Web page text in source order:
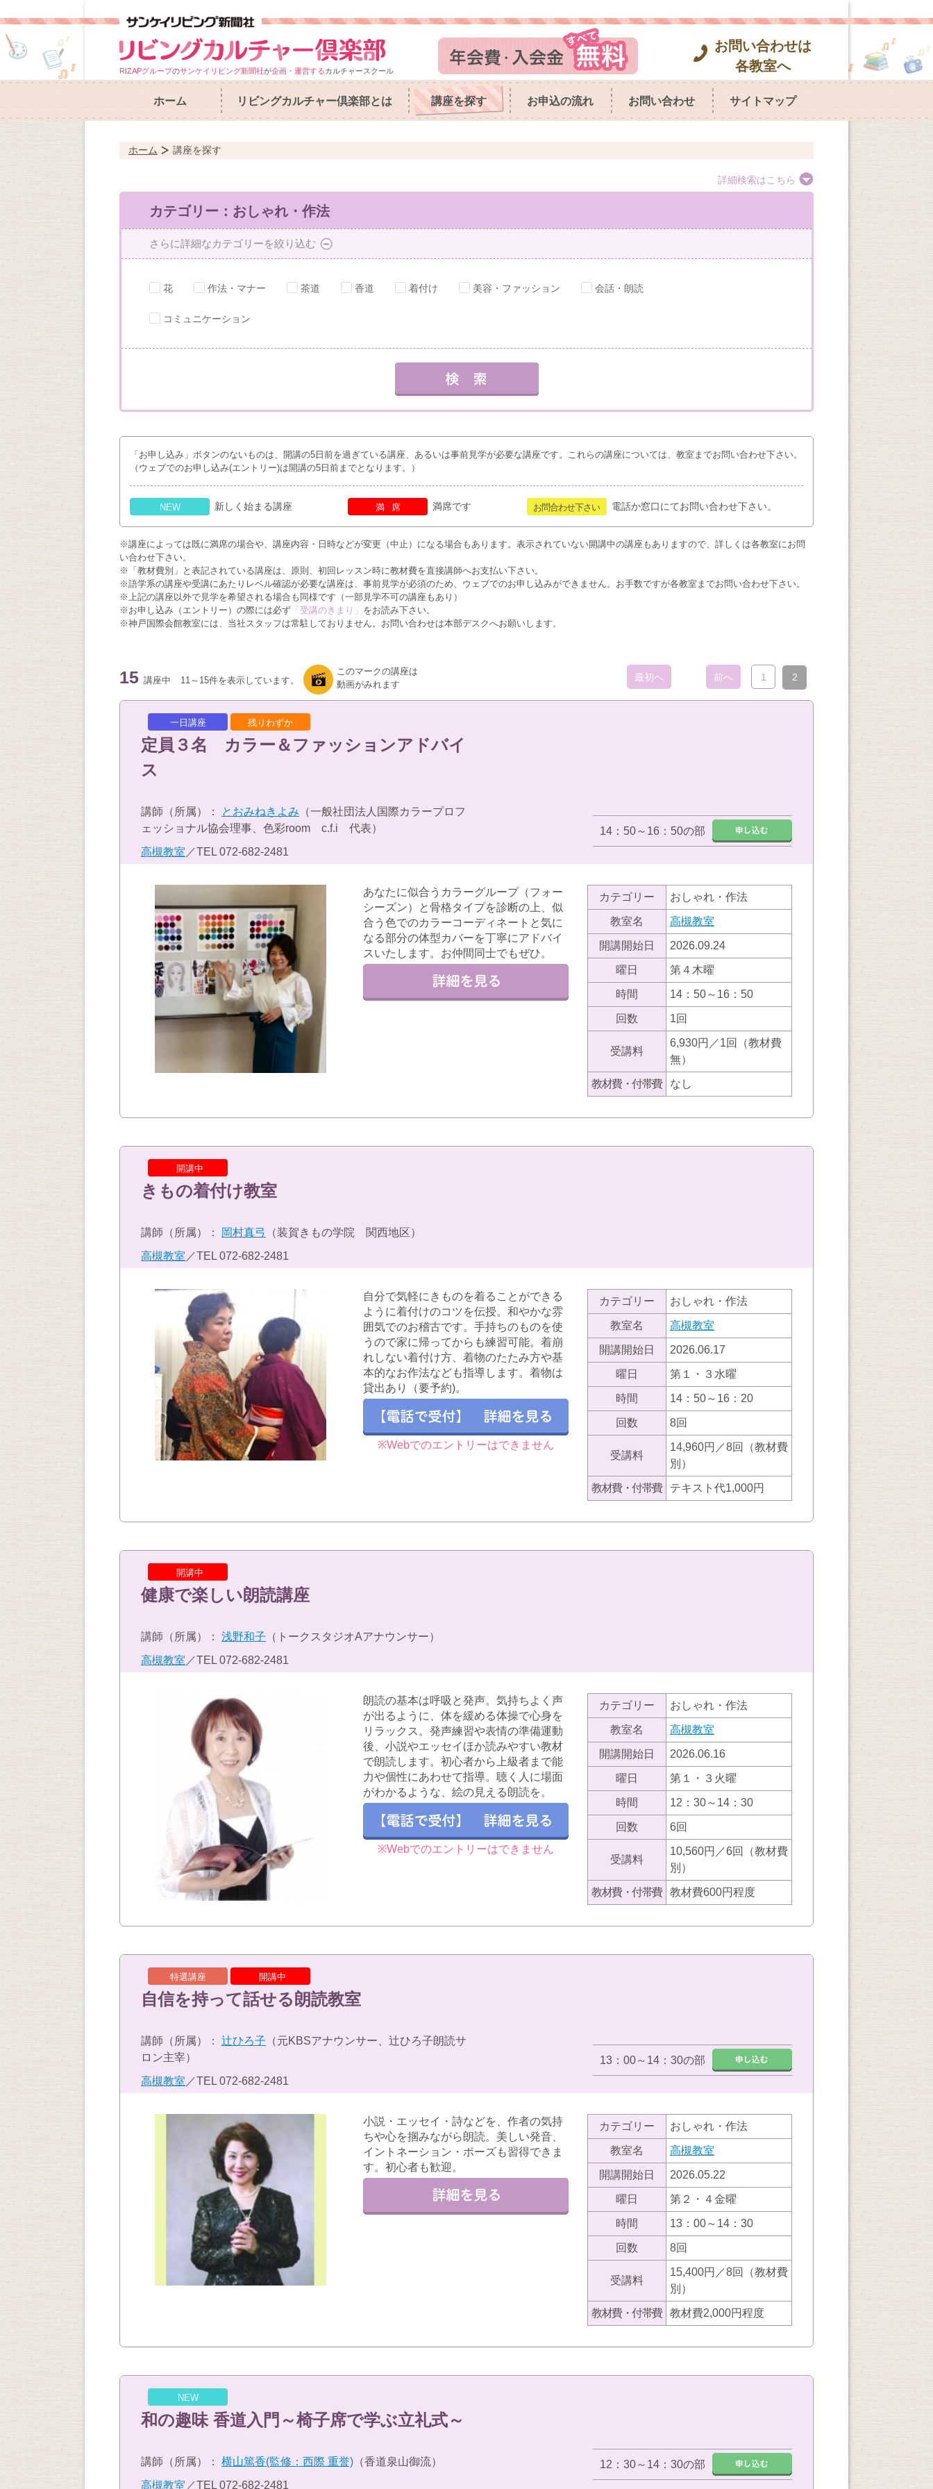
RIZAPグループのサンケイリビング新聞社が企画・運営するカルチャースクール
お問い合わせは
各教室へ
ホーム リビングカルチャー倶楽部とは 講座を探す お申込の流れ お問い合わせ サイトマップ
ホーム 講座を探す
詳細検索はこちら
カテゴリー：おしゃれ・作法
さらに詳細なカテゴリーを絞り込む
花 作法・マナー 茶道 香道 着付け 美容・ファッション 会話・朗読
コミュニケーション
「お申し込み」ボタンのないものは、開講の5日前を過ぎている講座、あるいは事前見学が必要な講座です。これらの講座については、教室までお問い合わせ下さい。
（ウェブでのお申し込み(エントリー)は開講の5日前までとなります。）
NEW 新しく始まる講座 満席 満席です お問合わせ下さい 電話か窓口にてお問い合わせ下さい。
※講座によっては既に満席の場合や、講座内容・日時などが変更（中止）になる場合もあります。表示されていない開講中の講座もありますので、詳しくは各教室にお問
い合わせ下さい。
※「教材費別」と表記されている講座は、原則、初回レッスン時に教材費を直接講師へお支払い下さい。
※語学系の講座や受講にあたりレベル確認が必要な講座は、事前見学が必須のため、ウェブでのお申し込みができません。お手数ですが各教室までお問い合わせ下さい。
※上記の講座以外で見学を希望される場合も同様です（一部見学不可の講座もあり）
※お申し込み（エントリー）の際には必ず 「受講のきまり」 をお読み下さい。
※神戸国際会館教室には、当社スタッフは常駐しておりません。お問い合わせは本部デスクへお願いします。
15 講座中 11～15件を表示しています。
このマークの講座は
動画がみれます
最初へ 前へ 1 2
一日講座 残りわずか
定員３名 カラー＆ファッションアドバイ
ス
講師（所属）： とおみねきよみ （一般社団法人国際カラープロフ
ェッショナル協会理事、色彩room c.f.i 代表）
高槻教室 ／TEL 072-682-2481
14：50～16：50の部
あなたに似合うカラーグループ（フォー
シーズン）と骨格タイプを診断の上、似
合う色でのカラーコーディネートと気に
なる部分の体型カバーを丁寧にアドバイ
スいたします。お仲間同士でもぜひ。
カテゴリー おしゃれ・作法
教室名 高槻教室
開講開始日 2026.09.24
曜日 第４木曜
時間 14：50～16：50
回数 1回
受講料
6,930円／1回（教材費
無）
教材費・付帯費 なし
開講中
きもの着付け教室
講師（所属）： 岡村真弓
（装賀きもの学院 関西地区）
高槻教室 ／TEL 072-682-2481
自分で気軽にきものを着ることができる
ように着付けのコツを伝授。和やかな雰
囲気でのお稽古です。手持ちのものを使
うので家に帰ってからも練習可能。着崩
れしない着付け方、着物のたたみ方や基
本的なお作法なども指導します。着物は
貸出あり（要予約)。
※Webでのエントリーはできません
カテゴリー おしゃれ・作法
教室名 高槻教室
開講開始日 2026.06.17
曜日 第１・３水曜
時間 14：50～16：20
回数 8回
受講料
14,960円／8回（教材費
別）
教材費・付帯費 テキスト代1,000円
開講中
健康で楽しい朗読講座
講師（所属）： 浅野和子 （トークスタジオAアナウンサー）
高槻教室 ／TEL 072-682-2481
朗読の基本は呼吸と発声。気持ちよく声
が出るように、体を緩める体操で心身を
リラックス。発声練習や表情の準備運動
後、小説やエッセイほか読みやすい教材
で朗読します。初心者から上級者まで能
力や個性にあわせて指導。聴く人に場面
がわかるような、絵の見える朗読を。
※Webでのエントリーはできません
カテゴリー おしゃれ・作法
教室名 高槻教室
開講開始日 2026.06.16
曜日 第１・３火曜
時間 12：30～14：30
回数 6回
受講料
10,560円／6回（教材費
別）
教材費・付帯費 教材費600円程度
特選講座 開講中
自信を持って話せる朗読教室
講師（所属）： 辻ひろ子 （元KBSアナウンサー、辻ひろ子朗読サ
ロン主宰）
高槻教室 ／TEL 072-682-2481
13：00～14：30の部
小説・エッセイ・詩などを、作者の気持
ちや心を掴みながら朗読。美しい発音、
イントネーション・ポーズも習得できま
す。初心者も歓迎。
カテゴリー おしゃれ・作法
教室名 高槻教室
開講開始日 2026.05.22
曜日 第２・４金曜
時間 13：00～14：30
回数 8回
受講料
15,400円／8回（教材費
別）
教材費・付帯費 教材費2,000円程度
NEW
和の趣味 香道入門～椅子席で学ぶ立礼式～
講師（所属）： 横山篤香(監修：西際 重誉) （香道泉山御流）
高槻教室 ／TEL 072-682-2481
12：30～14：30の部